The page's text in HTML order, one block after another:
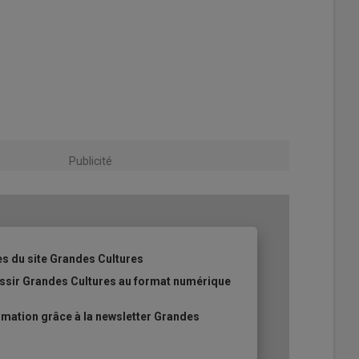
Publicité
du site Grandes Cultures
Grandes Cultures au format numérique
grâce à la newsletter Grandes